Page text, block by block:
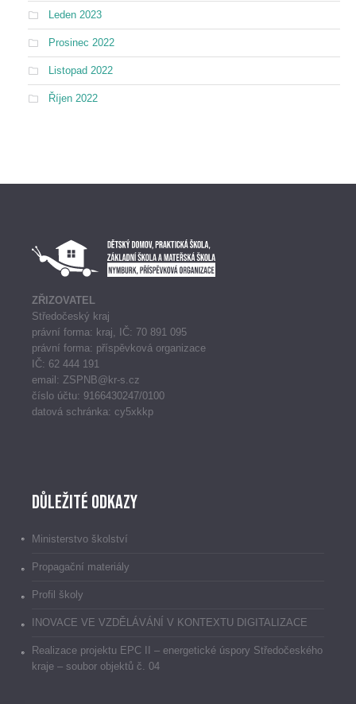
Leden 2023
Prosinec 2022
Listopad 2022
Říjen 2022
ZŘIZOVATEL
Středočeský kraj
právní forma: kraj, IČ: 70 891 095
právní forma: příspěvková organizace
IČ: 62 444 191
email: ZSPNB@kr-s.cz
číslo účtu: 9166430247/0100
datová schránka: cy5xkkp
Důležité odkazy
Ministerstvo školství
Propagační materiály
Profil školy
INOVACE VE VZDĚLÁVÁNÍ V KONTEXTU DIGITALIZACE
Realizace projektu EPC II – energetické úspory Středočeského
kraje – soubor objektů č. 04